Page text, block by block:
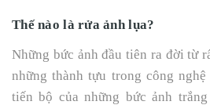
Thế nào là rửa ảnh lụa?
Những bức ảnh đầu tiên ra đời từ
những thành tựu trong công
tiến bộ của những bức ảnh